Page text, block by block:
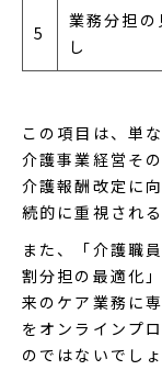
5
業務分担の
し
この項目は、単
介護事業経営そ
介護報酬改定に
続的に重視され
また、「介護職
割分担の最適化
来のケア業務に
をオンラインプ
のではないでし